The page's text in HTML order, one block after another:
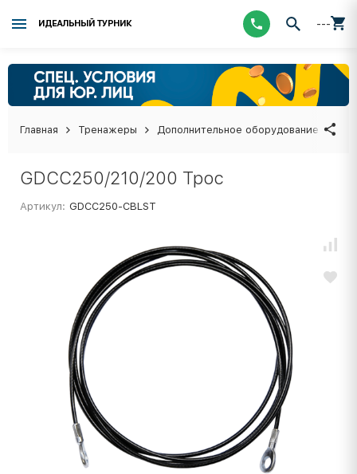
ИДЕАЛЬНЫЙ ТУРНИК ---
Главная Тренажеры Дополнительное оборудование
GDCC250/210/200 Трос
Артикул: GDCC250-CBLST